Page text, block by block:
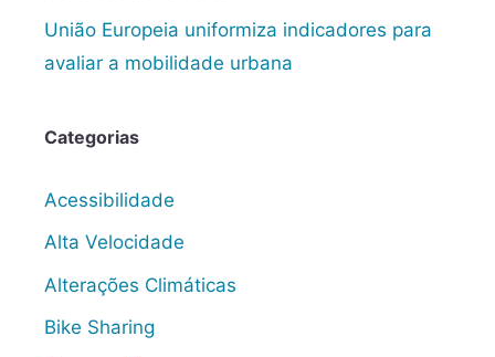
União Europeia uniformiza indicadores para
avaliar a mobilidade urbana
Categorias
Acessibilidade
Alta Velocidade
Alterações Climáticas
Bike Sharing